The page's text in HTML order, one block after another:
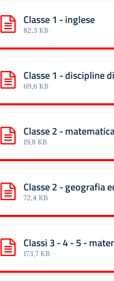
Scarica: Classe 1 - inglese
Classe 1 - inglese
82,3 KB
Scarica: Classe 1 - discipline di
Classe 1 - discipline
69,6 KB
Scarica: Classe 2 - matematica
Classe 2 -
19,8 KB
Scarica: Classe 2 - geografia
Classe 2 - geografia
72,4 KB
Scarica: Classi 3 - 4 - 5 -
Classi 3 - 4 - 5 -
173,7 KB